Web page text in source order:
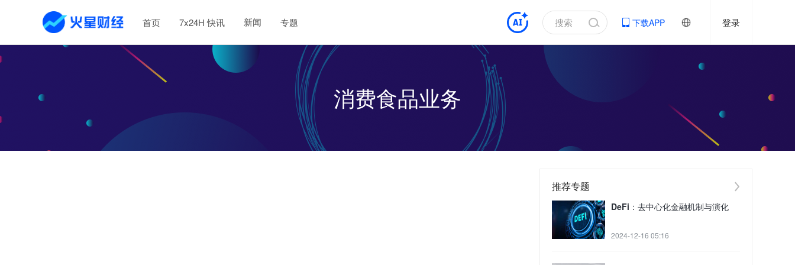
首页 7x24H 快讯 新闻 专题 下载APP 登录
消费食品业务
推荐专题
DeFi：去中心化金融机制与演化
2024-12-16 05:16